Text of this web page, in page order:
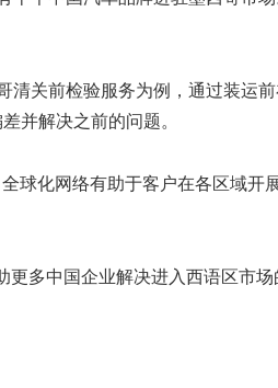
前检验服务为例，通过装运
并解决之前的问题。
化网络有助于客户在各区域开
中国企业解决进入西语区市场